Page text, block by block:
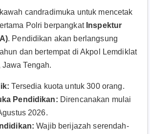
candradimuka untuk mencetak
Polri berpangkat Inspektur
. Pendidikan akan berlangsung
dan bertempat di Akpol Lemdiklat
Tengah.
Tersedia kuota untuk 300 orang.
Pendidikan: Direncanakan mulai
2026.
Wajib berijazah serendah-